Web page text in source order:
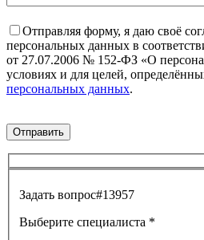
Отправляя форму, я даю своё
персональных данных в
от 27.07.2006 № 152-ФЗ «О
условиях и для целей,
персональных данных.
Задать вопрос#13957
Выберите специалиста *